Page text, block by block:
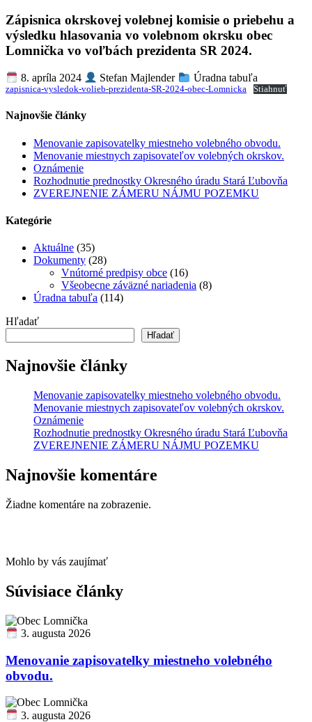
Zápisnica okrskovej volebnej komisie o priebehu a
výsledku hlasovania vo volebnom okrsku obec
Lomnička vo voľbách prezidenta SR 2024.
8. apríla 2024 Stefan Majlender Úradna tabuľa
zapisnica-vysledok-volieb-prezidenta-SR-2024-obec-Lomnicka Stiahnuť
Najnovšie články
Menovanie zapisovatelky miestneho volebného obvodu.
Menovanie miestnych zapisovateľov volebných okrskov.
Oznámenie
Rozhodnutie prednostky Okresného úradu Stará Ľubovňa
ZVEREJNENIE ZÁMERU NÁJMU POZEMKU
Kategórie
Aktuálne (35)
Dokumenty (28)
Vnútorné predpisy obce (16)
Všeobecne záväzné nariadenia (8)
Úradna tabuľa (114)
Hľadať
Hľadať
Najnovšie články
Menovanie zapisovatelky miestneho volebného obvodu.
Menovanie miestnych zapisovateľov volebných okrskov.
Oznámenie
Rozhodnutie prednostky Okresného úradu Stará Ľubovňa
ZVEREJNENIE ZÁMERU NÁJMU POZEMKU
Najnovšie komentáre
Žiadne komentáre na zobrazenie.
Mohlo by vás zaujímať
Súvisiace články
3. augusta 2026
Menovanie zapisovatelky miestneho volebného
obvodu.
3. augusta 2026